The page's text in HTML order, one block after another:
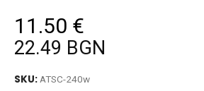
11.50 €
22.49 BGN
SKU: ATSC-240w